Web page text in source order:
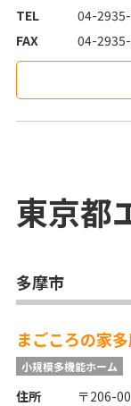
TEL
04-
FAX
04-
東京都
多摩市
まごころの家
小規模多機能ホーム
住所
〒206-